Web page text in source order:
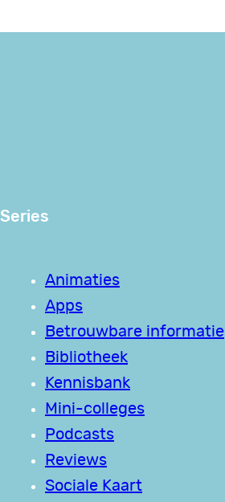
Series
Animaties
Apps
Betrouwbare informatie
Bibliotheek
Kennisbank
Mini-colleges
Podcasts
Reviews
Sociale Kaart